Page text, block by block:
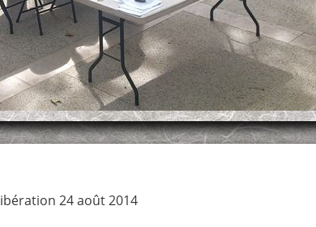
24 août 2014